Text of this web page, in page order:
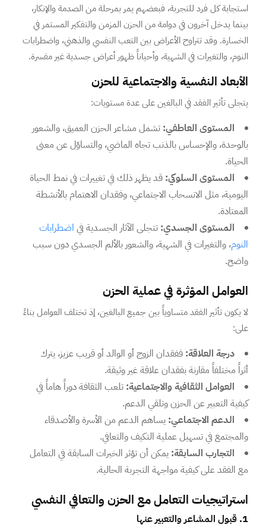
استجابة كل فرد للتجربة، فبعضهم يمر بمرحلة من الصدمة والإنكار،
بينما يدخل آخرون في دوامة من الحزن المزمن والتفكير المستمر في
الخسارة. وقد تتراوح الأعراض بين التعب النفسي والذهني، واضطرابات
النوم، والتغيرات في الشهية، وأحياناً ظهور أعراض جسدية غير مفسرة.
الأبعاد النفسية والاجتماعية للحزن
يتجلى تأثير الفقد في البالغين على عدة مستويات:
المستوى العاطفي: تشمل مشاعر الحزن العميق، والشعور
بالوحدة، والإحساس بالذنب تجاه الماضي، والتساؤل عن معنى
الحياة.
المستوى السلوكي: قد يظهر ذلك في تغييرات في نمط الحياة
اليومية، مثل الانسحاب الاجتماعي، وفقدان الاهتمام بالأنشطة
المعتادة.
المستوى الجسدي: تتجلى الآثار الجسدية في اضطرابات
النوم، والتغيرات في الشهية، والشعور بالألم الجسدي دون سبب
واضح.
العوامل المؤثرة في عملية الحزن
لا يكون تأثير الفقد متساوياً بين جميع البالغين، إذ تختلف العوامل بناءً
على:
درجة العلاقة: ففقدان الزوج أو الوالد أو قريب عزيز، يترك
أثراً مختلفاً مقارنة بفقدان علاقة غير وثيقة.
العوامل الثقافية والاجتماعية: تلعب الثقافة دوراً هاماً في
كيفية التعبير عن الحزن وتلقي الدعم.
الدعم الاجتماعي: يساهم الدعم من الأسرة والأصدقاء
والمجتمع في تسهيل عملية التكيف والتعافي.
التجارب السابقة: يمكن أن تؤثر الخبرات السابقة في التعامل
مع الفقد على كيفية مواجهة التجربة الحالية.
استراتيجيات التعامل مع الحزن والتعافي النفسي
1. قبول المشاعر والتعبير عنها